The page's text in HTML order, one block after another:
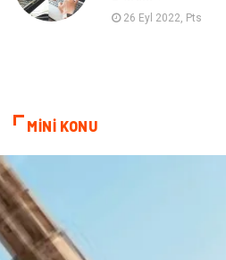
26 Eyl 2022, Pts
MİNİ KONU